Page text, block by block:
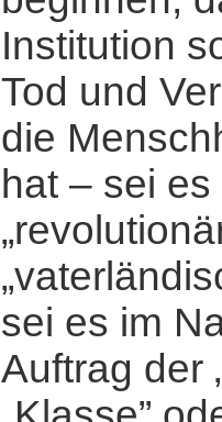
Institution
Tod und
die
hat ‒ sei
sei es im
Auftrag der